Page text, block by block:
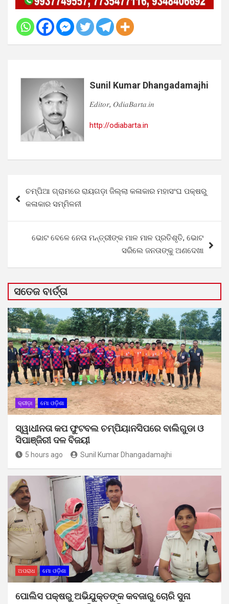
Sunil Kumar Dhangadamajhi
𝐸𝑑𝑖𝑡𝑜𝑟, 𝑂𝑑𝑖𝑎𝐵𝑎𝑟𝑡𝑎.𝑖𝑛
http://odiabarta.in
navigation
ଚମ୍ପିଆ ଗ୍ରାମରେ ରାୟଗଡ଼ା ଜିଲ୍ଲା କଳାକାର ମହାସଂଘ ପକ୍ଷରୁ
କଳାକାର ସମ୍ମିଳନୀ
ଭୋଟ ବେଳେ ନେତା ମନ୍ତ୍ରୀଙ୍କ ମାଳ ମାଳ ପ୍ରତିଶୃତି, ଭୋଟ
ସରିଲେ ଜନତାଙ୍କୁ ଅଣଦେଖା
ସତେଜ ବାର୍ତ୍ତା
କ୍ରୀଡ଼ା ମୋ ଓଡ଼ିଶା
ସ୍ୱାଧୀନତା କପ ଫୁଟବଲ ଚମ୍ପିୟାନସିପରେ ବାଲିଗୁଡା ଓ
ସିପାଞ୍ଜିରୀ ଦଳ ବିଜୟୀ
5 hours ago Sunil Kumar Dhangadamajhi
ଅପରାଧ ମୋ ଓଡ଼ିଶା
ପୋଲିସ ପକ୍ଷରୁ ଅଭିଯୁକ୍ତଙ୍କ କବଜାରୁ ଚୋରି ସୁନା